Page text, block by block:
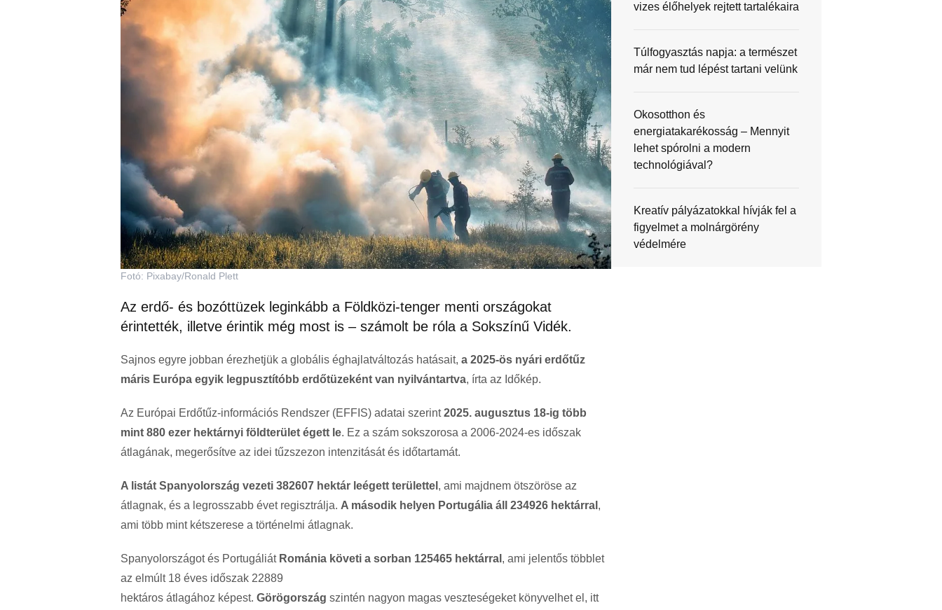
Fotó: Pixabay/Ronald Plett
Az erdő- és bozóttüzek leginkább a Földközi-tenger menti országokat
érintették, illetve érintik még most is – számolt be róla a Sokszínű Vidék.
Sajnos egyre jobban érezhetjük a globális éghajlatváltozás hatásait, a 2025-ös nyári erdőtűz
máris Európa egyik legpusztítóbb erdőtüzeként van nyilvántartva, írta az Időkép.
Az Európai Erdőtűz-információs Rendszer (EFFIS) adatai szerint2025. augusztus 18-ig több
mint 880 ezer hektárnyi földterület égett le. Ez a szám sokszorosa a 2006-2024-es időszak
átlagának, megerősítve az idei tűzszezon intenzitását és időtartamát.
A listát Spanyolország vezeti 382607 hektár leégett területtel , ami majdnem ötszöröse az
átlagnak, és a legrosszabb évet regisztrálja. A második helyen Portugália áll 234926 hektárral ,
ami több mint kétszerese a történelmi átlagnak.
Spanyolországot és Portugáliát Románia követi a sorban 125465 hektárral , ami jelentős többlet
az elmúlt 18 éves időszak 22889
hektáros átlagához képest. Görögország szintén nagyon magas veszteségeket könyvelhet el, itt
vizes élőhelyek rejtett tartalékaira
Túlfogyasztás napja: a természet
már nem tud lépést tartani velünk
Okosotthon és
energiatakarékosság – Mennyit
lehet spórolni a modern
technológiával?
Kreatív pályázatokkal hívják fel a
figyelmet a molnárgörény
védelmére